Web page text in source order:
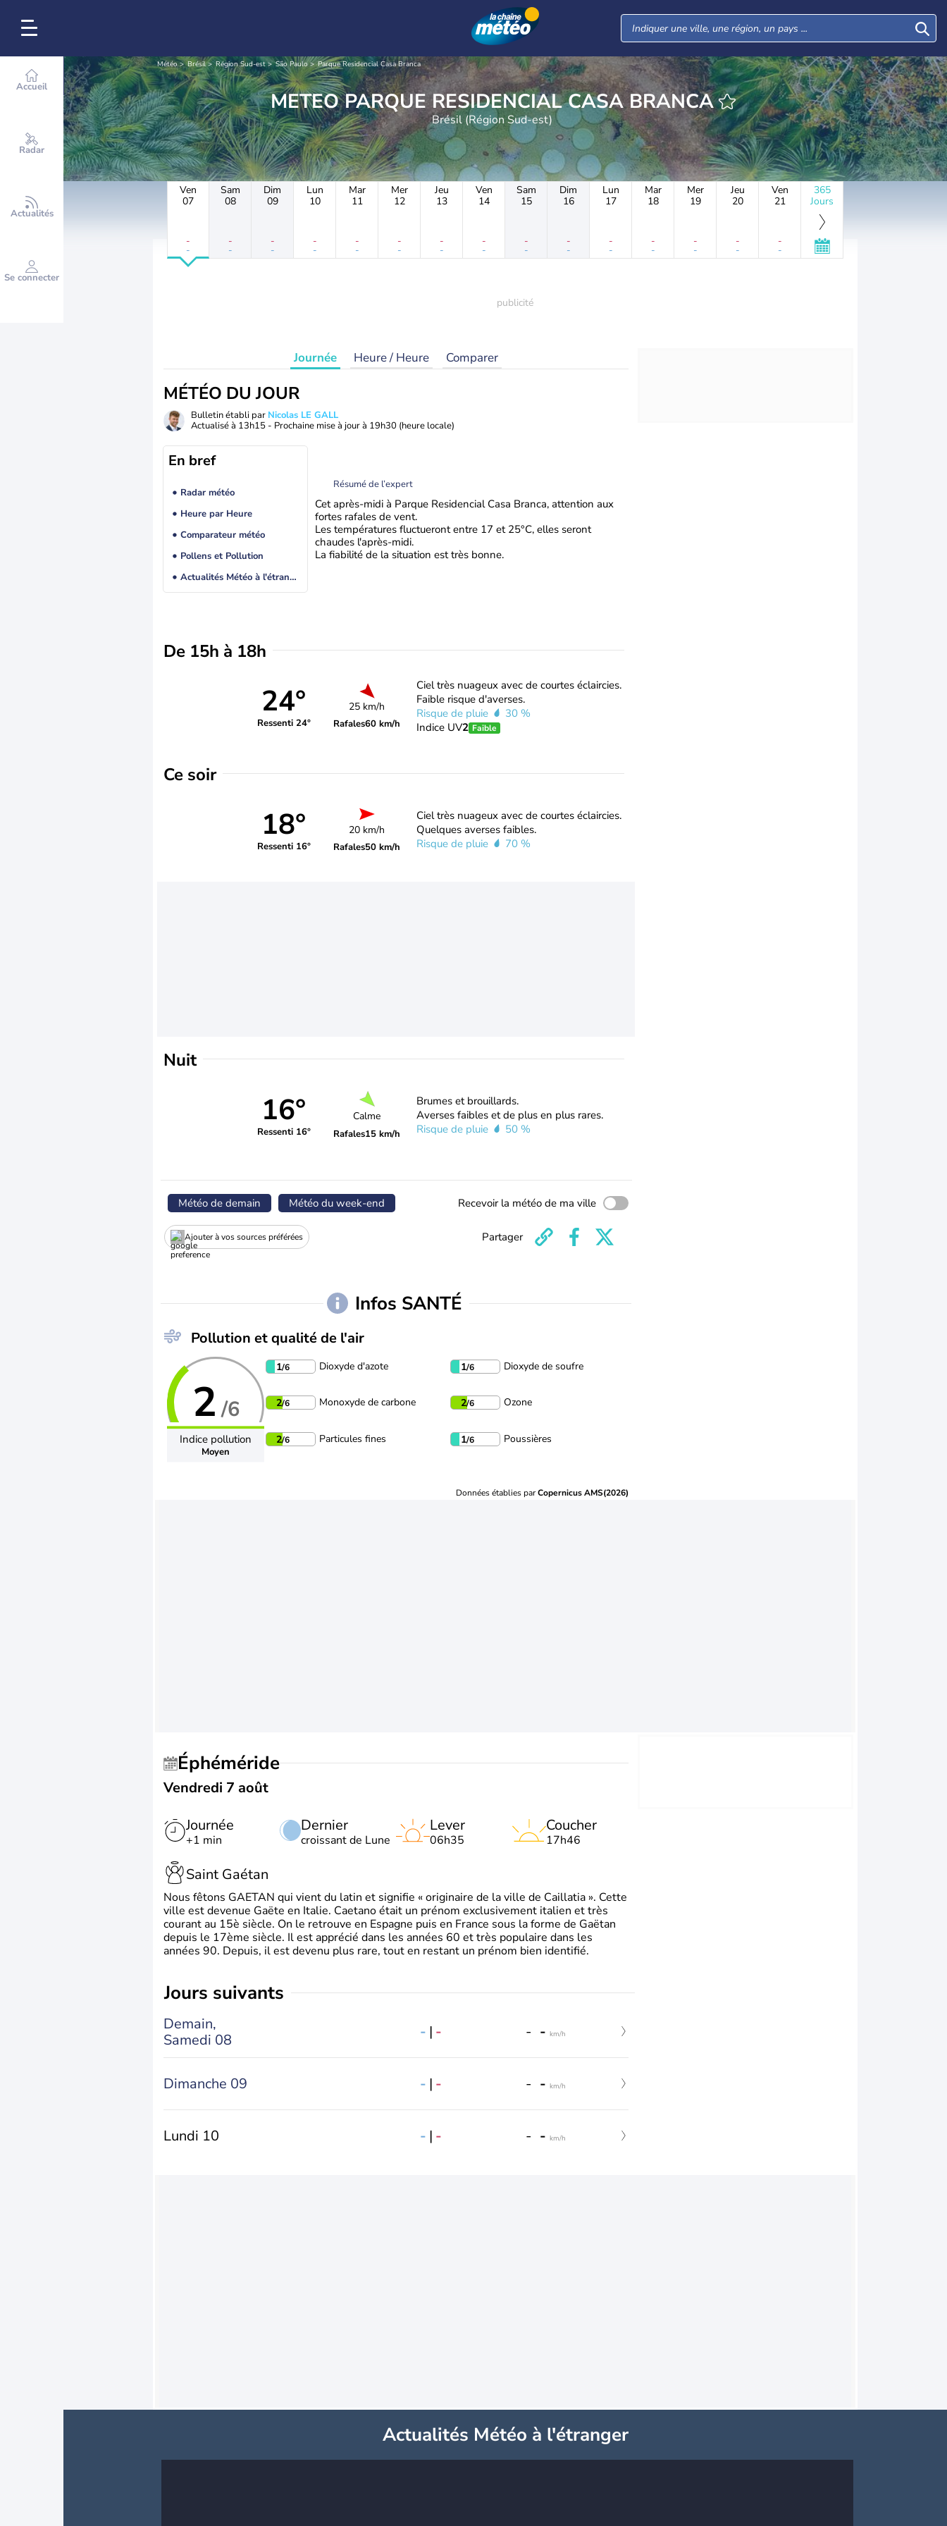
Accueil
Radar
Actualités
Se connecter
Météo Brésil Région Sud-est São Paulo Parque Residencial Casa Branca
METEO PARQUE RESIDENCIAL CASA BRANCA
Brésil (Région Sud-est)
Ven
07
-
-
Sam
08
-
-
Dim
09
-
-
Lun
10
-
-
Mar
11
-
-
Mer
12
-
-
Jeu
13
-
-
Ven
14
-
-
Sam
15
-
-
Dim
16
-
-
Lun
17
-
-
Mar
18
-
-
Mer
19
-
-
Jeu
20
-
-
Ven
21
-
-
365
Jours
Journée Heure / Heure Comparer
MÉTÉO DU JOUR
Bulletin établi par Nicolas LE GALL
Actualisé à 13h15 - Prochaine mise à jour à 19h30 (heure locale)
En bref
Radar météo
Heure par Heure
Comparateur météo
Pollens et Pollution
Actualités Météo à l'étranger
Résumé de l’expert
Cet après-midi à Parque Residencial Casa Branca, attention aux
fortes rafales de vent.
Les températures fluctueront entre 17 et 25°C, elles seront
chaudes l'après-midi.
La fiabilité de la situation est très bonne.
De 15h à 18h
24°
Ressenti 24°
25 km/h
Rafales60 km/h
Ciel très nuageux avec de courtes éclaircies.
Faible risque d'averses.
Risque de pluie
30 %
Indice UV2 Faible
Ce soir
18°
Ressenti 16°
20 km/h
Rafales50 km/h
Ciel très nuageux avec de courtes éclaircies.
Quelques averses faibles.
Risque de pluie
70 %
Nuit
16°
Ressenti 16°
Calme
Rafales15 km/h
Brumes et brouillards.
Averses faibles et de plus en plus rares.
Risque de pluie
50 %
Météo de demain Météo du week-end Recevoir la météo de ma ville
Ajouter à vos sources préférées Partager
Infos SANTÉ
Pollution et qualité de l'air
2 /6
Indice pollution
Moyen
1/6 Dioxyde d'azote 1/6 Dioxyde de soufre
2/6 Monoxyde de carbone 2/6 Ozone
2/6 Particules fines 1/6 Poussières
Données établies parCopernicus AMS(2026)
Éphéméride
Vendredi 7 août
Journée
+1 min
Dernier
croissant de Lune
Lever
06h35
Coucher
17h46
Saint Gaétan
Nous fêtons GAETAN qui vient du latin et signifie « originaire de la ville de Caillatia ». Cette
ville est devenue Gaëte en Italie. Caetano était un prénom exclusivement italien et très
courant au 15è siècle. On le retrouve en Espagne puis en France sous la forme de Gaëtan
depuis le 17ème siècle. Il est apprécié dans les années 60 et très populaire dans les
années 90. Depuis, il est devenu plus rare, tout en restant un prénom bien identifié.
jours suivants
Demain,
Samedi 08
- | - - - km/h
Dimanche 09 - | - - - km/h
Lundi 10 - | - - - km/h
Actualités Météo à l'étranger